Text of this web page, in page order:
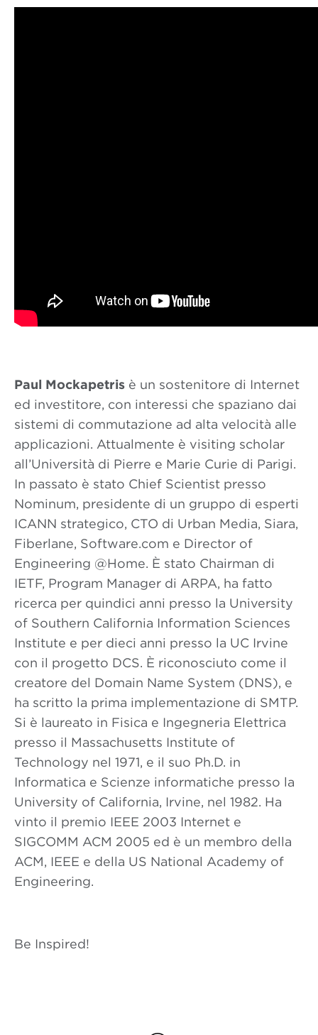
Paul Mockapetris è un sostenitore di Internet
ed investitore, con interessi che spaziano dai
sistemi di commutazione ad alta velocità alle
applicazioni. Attualmente è visiting scholar
all’Università di Pierre e Marie Curie di Parigi.
In passato è stato Chief Scientist presso
Nominum, presidente di un gruppo di esperti
ICANN strategico, CTO di Urban Media, Siara,
Fiberlane, Software.com e Director of
Engineering @Home. È stato Chairman di
IETF, Program Manager di ARPA, ha fatto
ricerca per quindici anni presso la University
of Southern California Information Sciences
Institute e per dieci anni presso la UC Irvine
con il progetto DCS. È riconosciuto come il
creatore del Domain Name System (DNS), e
ha scritto la prima implementazione di SMTP.
Si è laureato in Fisica e Ingegneria Elettrica
presso il Massachusetts Institute of
Technology nel 1971, e il suo Ph.D. in
Informatica e Scienze informatiche presso la
University of California, Irvine, nel 1982. Ha
vinto il premio IEEE 2003 Internet e
SIGCOMM ACM 2005 ed è un membro della
ACM, IEEE e della US National Academy of
Engineering.
Be Inspired!